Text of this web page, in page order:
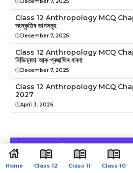
Home Class 12 Class 11 Class 10
Class 12 Anthropology MCQ
সংস্কৃতিৰ ভাগসমূহ
December 7, 2025
Class 12 Anthropology MCQ
বিভিন্নতা আৰু প্ৰজাতিৰ ধাৰণা
December 7, 2025
Class 12 Anthropology MCQ
2027
April 3, 2026
Leave a Comment
Comment